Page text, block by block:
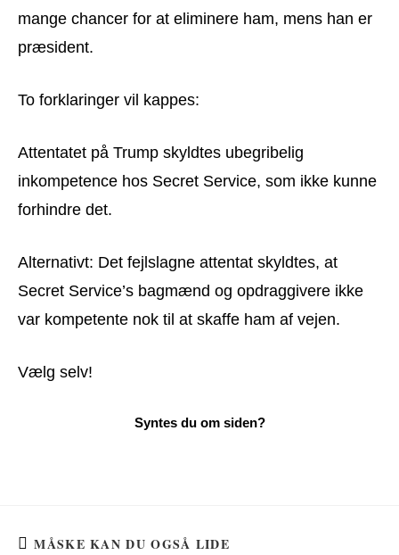
mange chancer for at eliminere ham, mens han er
præsident.
To forklaringer vil kappes:
Attentatet på Trump skyldtes ubegribelig
inkompetence hos Secret Service, som ikke kunne
forhindre det.
Alternativt: Det fejlslagne attentat skyldtes, at
Secret Service’s bagmænd og opdraggivere ikke
var kompetente nok til at skaffe ham af vejen.
Vælg selv!
MÅSKE KAN DU OGSÅ LIDE